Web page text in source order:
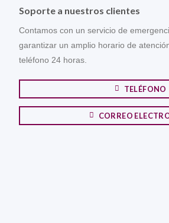
Soporte a nuestros clientes
Contamos con un servicio de
garantizar un amplio horario de
teléfono 24 horas.
TELÉFONO
CORREO